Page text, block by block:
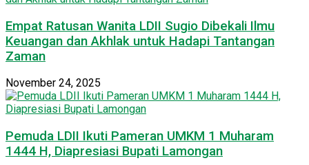
Empat Ratusan Wanita LDII Sugio Dibekali Ilmu
Keuangan dan Akhlak untuk Hadapi Tantangan
Zaman
November 24, 2025
Pemuda LDII Ikuti Pameran UMKM 1 Muharam
1444 H, Diapresiasi Bupati Lamongan